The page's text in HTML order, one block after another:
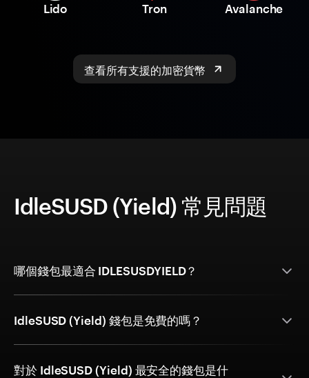
Lido Tron Avalanche
查看所有支援的加密貨幣
IdleSUSD (Yield) 常見問題
哪個錢包最適合 IDLESUSDYIELD？
IdleSUSD (Yield) 錢包是免費的嗎？
對於 IdleSUSD (Yield) 最安全的錢包是什